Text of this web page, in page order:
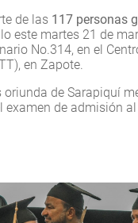
de las 117 personas
este martes 21 de
No.314, en el
en Zapote.
oriunda de Sarapiquí
examen de admisión al